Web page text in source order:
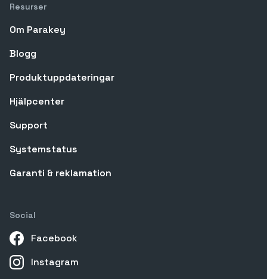
Resurser
Om Parakey
Blogg
Produktuppdateringar
Hjälpcenter
Support
Systemstatus
Garanti & reklamation
Social
Facebook
Instagram